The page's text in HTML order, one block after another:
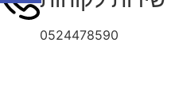
0524478590